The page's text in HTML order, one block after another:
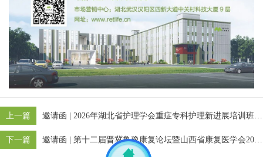
上一篇 邀请函 | 2026年湖北省护理学会重症专科护理新进展培训班 人来康复期待您的莅临
下一篇 邀请函 | 第十二届晋冀鲁豫康复论坛暨山西省康复医学会2026年综合学术年会 人来康复期待您的莅临